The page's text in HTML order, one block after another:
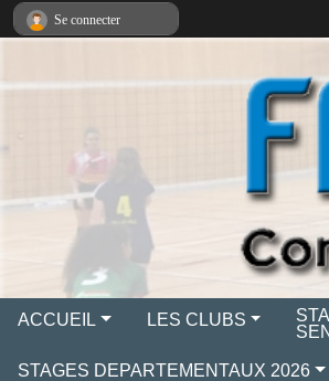
ACCUEIL LES CLUBS
STAGES DEPARTEMENTAUX 2026
Se connecter
Panneau de gestion des cookies